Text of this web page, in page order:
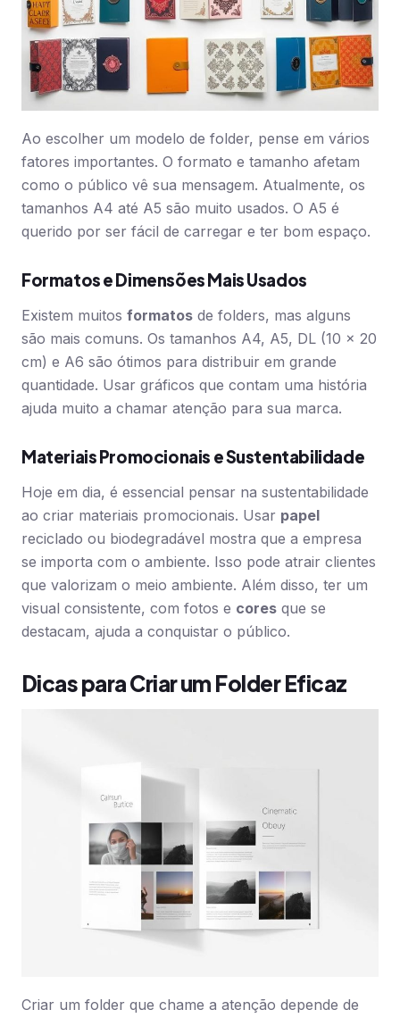
Ao escolher um modelo de folder, pense em vários
fatores importantes. O formato e tamanho afetam
como o público vê sua mensagem. Atualmente, os
tamanhos A4 até A5 são muito usados. O A5 é
querido por ser fácil de carregar e ter bom espaço.
Formatos e Dimensões Mais Usados
Existem muitos formatos de folders, mas alguns
são mais comuns. Os tamanhos A4, A5, DL (10 x 20
cm) e A6 são ótimos para distribuir em grande
quantidade. Usar gráficos que contam uma história
ajuda muito a chamar atenção para sua marca.
Materiais Promocionais e Sustentabilidade
Hoje em dia, é essencial pensar na sustentabilidade
ao criar materiais promocionais. Usar papel
reciclado ou biodegradável mostra que a empresa
se importa com o ambiente. Isso pode atrair clientes
que valorizam o meio ambiente. Além disso, ter um
visual consistente, com fotos e cores que se
destacam, ajuda a conquistar o público.
Dicas para Criar um Folder Eficaz
Criar um folder que chame a atenção depende de